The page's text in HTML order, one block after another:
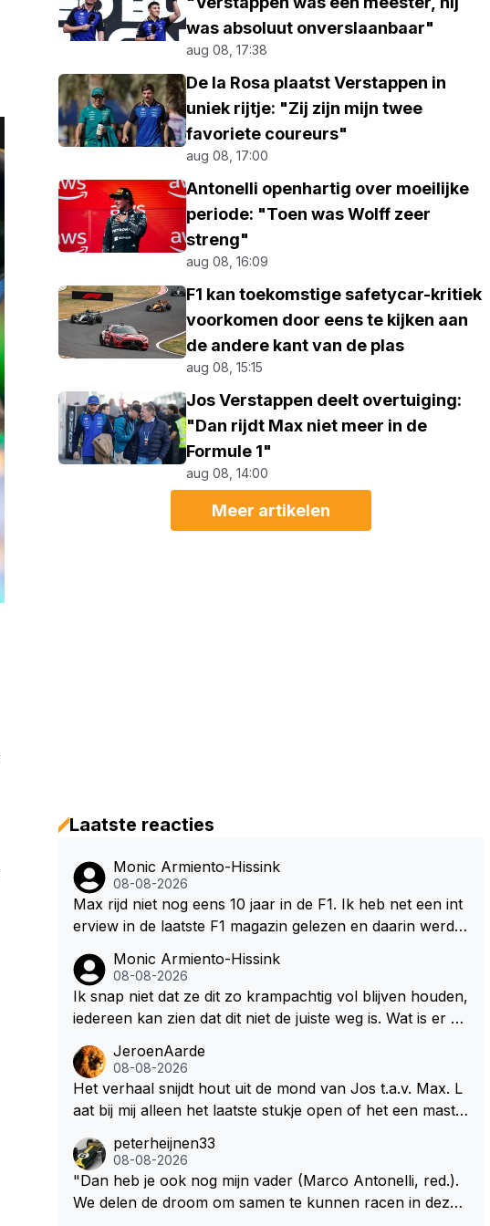
was absoluut onverslaanbaar"
aug 08, 17:38
De la Rosa plaatst Verstappen in
uniek rijtje: "Zij zijn mijn twee
favoriete coureurs"
aug 08, 17:00
Antonelli openhartig over moeilijke
periode: "Toen was Wolff zeer
streng"
aug 08, 16:09
F1 kan toekomstige safetycar-kritiek
voorkomen door eens te kijken aan
de andere kant van de plas
aug 08, 15:15
Jos Verstappen deelt overtuiging:
"Dan rijdt Max niet meer in de
Formule 1"
aug 08, 14:00
Meer artikelen
Laatste reacties
Monic Armiento-Hissink
08-08-2026
Max rijd niet nog eens 10 jaar in de F1. Ik heb net een int
erview in de laatste F1 magazin gelezen en daarin werd d
et staan, zijn antwoord:" dan moet er een professioneel t
eam staan dat mee doet voor overwinningen en kampioe
nschappen. Die standaard moet er altijd zijn. Het tempo v
n mijn eigen keuzes voor de komende jaren en wat ik do
e in de F1. Maar het is zeker de doelstelling om het race t
eam verder uit te breiden richting de langeafstandsracerij
met name, niet richting de F1." Aangezien zijn team in div
erse klassen al meedoet en ook in de hoogste klasse, zie
ik hem er niet nog 10 jaar aanplakken aangezien hij in da
tzelfde interview aangeeft er zelf als team baas boven o
p te willen zitten maar geen 24 races per jaar van huis te
Monic Armiento-Hissink
08-08-2026
Ik snap niet dat ze dit zo krampachtig vol blijven houden,
iedereen kan zien dat dit niet de juiste weg is. Wat is er mi
zen naar anderen waarom het fout is gegaan. Als ze had
den gewild dan hadden ze ook in kunnen grijpen op basi
s van veiligheid want er zijn situaties waarbij de coureur
at kan tot gevaarlijke situaties leiden. Deze auto's worde
n steeds complexer, ook voor de gene die ze moeten ma
ken. Kunnen we niet gewoon terug naar een gaspedaal,
JeroenAarde
08-08-2026
Het verhaal snijdt hout uit de mond van Jos t.a.v. Max. L
aat bij mij alleen het laatste stukje open of het een maste
peterheijnen33
08-08-2026
"Dan heb je ook nog mijn vader (Marco Antonelli, red.).
We delen de droom om samen te kunnen racen in dezelf